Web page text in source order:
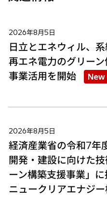
2026年8月5日
日立とエネウィル、
再エネ電力のグリー
事業活用を開始
New
2026年8月5日
経済産業省の令和7年
開発・建設に向けた
ーン構築支援事業」
ニュークリアエナジ